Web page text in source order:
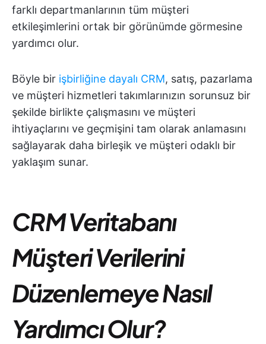
farklı departmanlarının tüm müşteri
etkileşimlerini ortak bir görünümde görmesine
yardımcı olur.
Böyle bir işbirliğine dayalı CRM, satış, pazarlama
ve müşteri hizmetleri takımlarınızın sorunsuz bir
şekilde birlikte çalışmasını ve müşteri
ihtiyaçlarını ve geçmişini tam olarak anlamasını
sağlayarak daha birleşik ve müşteri odaklı bir
yaklaşım sunar.
CRM Veritabanı
Müşteri Verilerini
Düzenlemeye Nasıl
Yardımcı Olur?